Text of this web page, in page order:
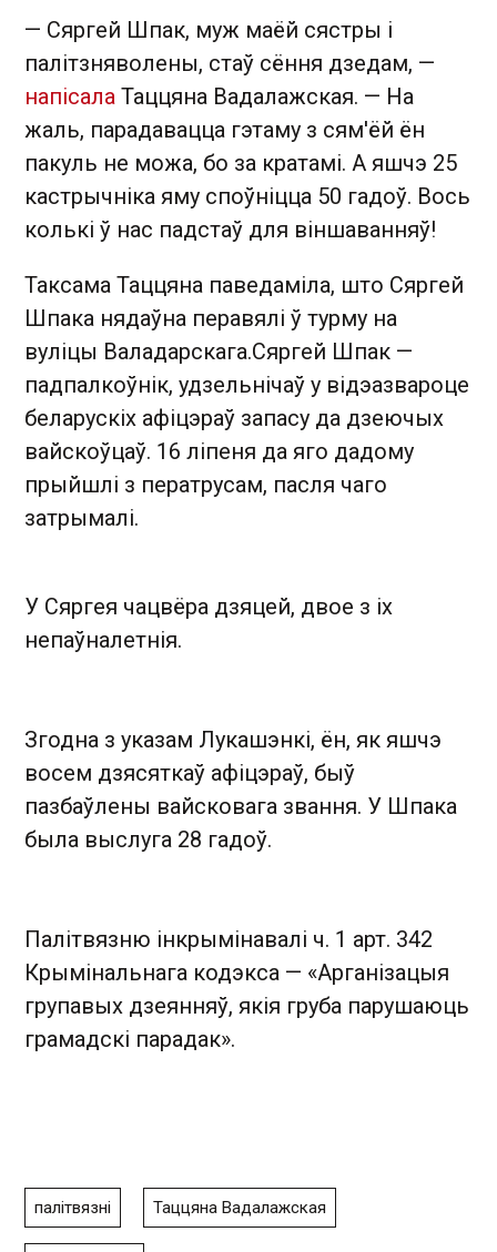
— Сяргей Шпак, муж маёй сястры і
палітзняволены, стаў сёння дзедам, —
напісала Таццяна Вадалажская. — На
жаль, парадавацца гэтаму з сям'ёй ён
пакуль не можа, бо за кратамі. А яшчэ 25
кастрычніка яму споўніцца 50 гадоў. Вось
колькі ў нас падстаў для віншаванняў!
Таксама Таццяна паведаміла, што Сяргей
Шпака нядаўна перавялі ў турму на
вуліцы Валадарскага. Сяргей Шпак —
падпалкоўнік, удзельнічаў у відэазвароце
беларускіх афіцэраў запасу да дзеючых
вайскоўцаў. 16 ліпеня да яго дадому
прыйшлі з ператрусам, пасля чаго
затрымалі.
У Сяргея чацвёра дзяцей, двое з іх
непаўналетнія.
Згодна з указам Лукашэнкі, ён, як яшчэ
восем дзясяткаў афіцэраў, быў
пазбаўлены вайсковага звання. У Шпака
была выслуга 28 гадоў.
Палітвязню інкрымінавалі ч. 1 арт. 342
Крымінальнага кодэкса — «Арганізацыя
групавых дзеянняў, якія груба парушаюць
грамадскі парадак».
палітвязні Таццяна Вадалажская